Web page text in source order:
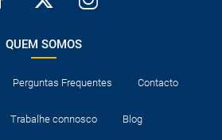
QUEM SOMOS
Perguntas Frequentes Contacto
Trabalhe connosco Blog